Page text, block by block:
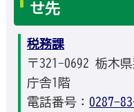
せ先
税務課
〒321-0692 栃木
庁舎1階
電話番号： 0287-